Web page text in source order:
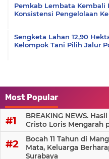
Pemkab Lembata Kembali
Konsistensi Pengelolaan
Sengketa Lahan 12,90
Kelompok Tani Pilih Jalur
Most Popular
BREAKING NEWS.
Cristo Loris Mengarah
Bocah 11 Tahun di
Mata, Keluarga
Surabaya